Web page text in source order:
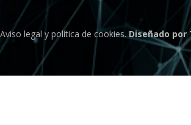
Aviso legal y política de cookies.Diseñado por